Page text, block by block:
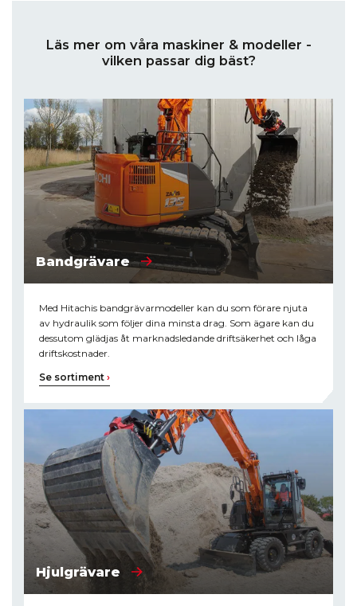
Läs mer om våra maskiner & modeller -
vilken passar dig bäst?
Bandgrävare
Med Hitachis bandgrävarmodeller kan du som förare njuta
av hydraulik som följer dina minsta drag. Som ägare kan du
dessutom glädjas åt marknadsledande driftsäkerhet och låga
driftskostnader.
Se sortiment ›
Hjulgrävare